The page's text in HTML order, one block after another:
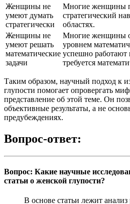
Женщины не
умеют думать
стратегически
Многие женщины
стратегический
областях.
Женщины не
умеют решать
математические
задачи
Многие женщины
уровнем
успешно работают
требуется
Таким образом, научный подход к
глупости помогает опровергать
представление об этой теме. Он
объективные результаты, а не
предубеждениях.
Вопрос-ответ:
Вопрос: Какие научные
статьи о женской глупости?
В основе статьи лежит анализ